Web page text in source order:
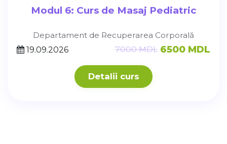
Modul 6: Curs de Masaj Pediatric
Departament de Recuperarea Corporală
19.09.2026
7000 MDL 6500 MDL
Detalii curs